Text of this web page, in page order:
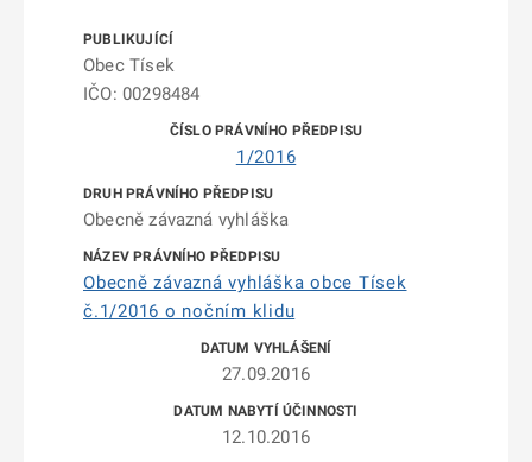
Obec Tísek
IČO: 00298484
1/2016
Obecně závazná vyhláška
Obecně závazná vyhláška obce Tísek
č.1/2016 o nočním klidu
27.09.2016
12.10.2016